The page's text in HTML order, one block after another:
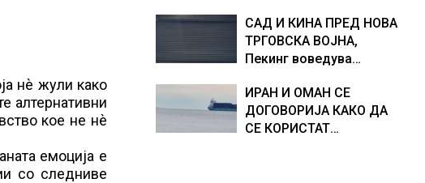
нѐ жули како
алтернативни
кое не нѐ
емоција е
со следниве
евра за мегават час, на
МЕМО 153,56 евра за
мегават час
САД И КИНА ПРЕД НОВА
ТРГОВСКА ВОЈНА,
Пекинг воведува
американски компании
и организации
ИРАН И ОМАН СЕ
ДОГОВОРИЈА КАКО ДА
СЕ КОРИСТАТ